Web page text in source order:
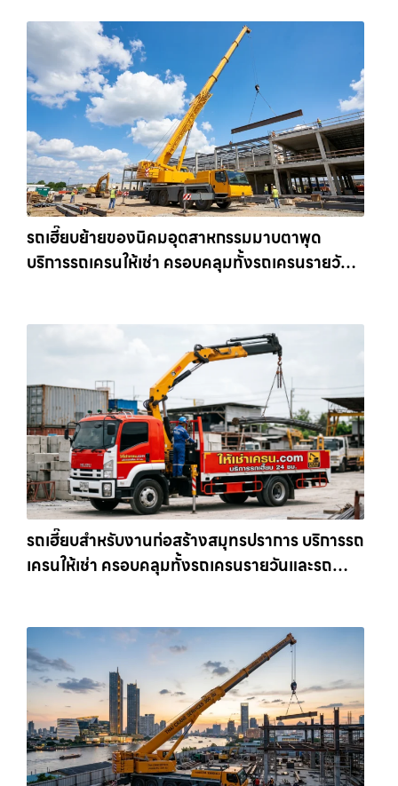
รถเฮี๊ยบย้ายของนิคมอุตสาหกรรมมาบตาพุด
บริการรถเครนให้เช่า ครอบคลุมทั้งรถเครนรายวัน
รถเฮี๊ยบสำหรับงานก่อสร้างสมุทรปราการ บริการรถ
เครนให้เช่า ครอบคลุมทั้งรถเครนรายวันและรถ